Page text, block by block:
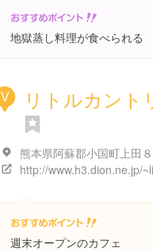
地獄蒸し料理が食べられる
V リトルカント
熊本県阿蘇郡小国町上田
http://www.h3.dion.ne.jp/
週末オープンのカフェ